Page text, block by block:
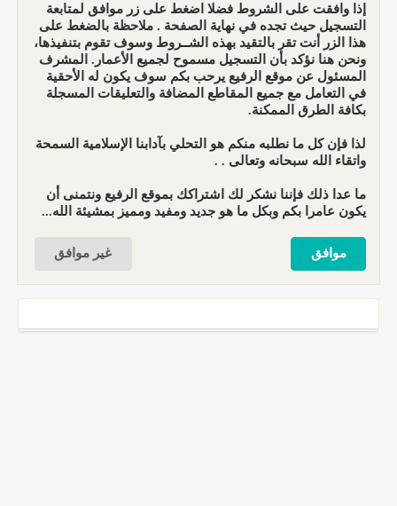
إذا وافقت على الشروط فضلا اضغط على زر موافق لمتابعة
التسجيل حيث تجده في نهاية الصفحة . ملاحظة بالضغط على
هذا الزر أنت تقر بالتقيد بهذه الشــروط وسوف تقوم بتنفيذها،
ونحن هنا نؤكد بأن التسجيل مسموح لجميع الأعمار. المشرف
المسئول عن موقع الرفيع يرحب بكم سوف يكون له الأحقية
في التعامل مع جميع المقاطع المضافة والتعليقات المسجلة
بكافة الطرق الممكنة.
لذا فإن كل ما نطلبه منكم هو التحلي بآدابنا الإسلامية السمحة
واتقاء الله سبحانه وتعالى . .
ما عدا ذلك فإننا نشكر لك اشتراكك بموقع الرفيع ونتمنى أن
يكون عامرا بكم وبكل ما هو جديد ومفيد ومميز بمشيئة الله...